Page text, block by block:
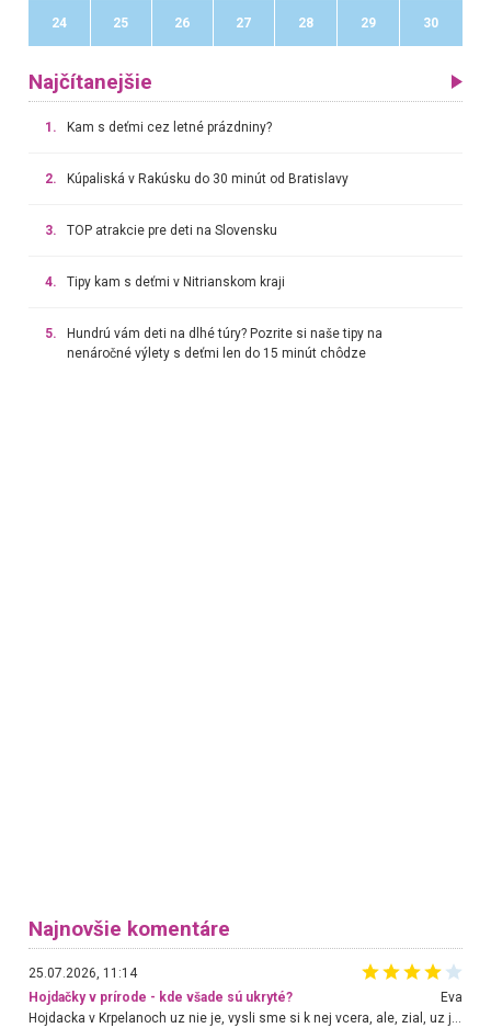
24 25 26 27 28 29 30
Najčítanejšie
1. Kam s deťmi cez letné prázdniny?
2. Kúpaliská v Rakúsku do 30 minút od Bratislavy
3. TOP atrakcie pre deti na Slovensku
4. Tipy kam s deťmi v Nitrianskom kraji
5.
Hundrú vám deti na dlhé túry? Pozrite si naše tipy na
nenáročné výlety s deťmi len do 15 minút chôdze
Najnovšie komentáre
25.07.2026, 11:14
Hojdačky v prírode - kde všade sú ukryté?
Eva
Hojdacka v Krpelanoch uz nie je, vysli sme si k nej vcera, ale, zial, uz je znicena. Ak sem planujete cestu len kvoli hojdacke, mozete si ju usetrit. Krasny vyhlad je tu vsak aj bez hojdacky :-)